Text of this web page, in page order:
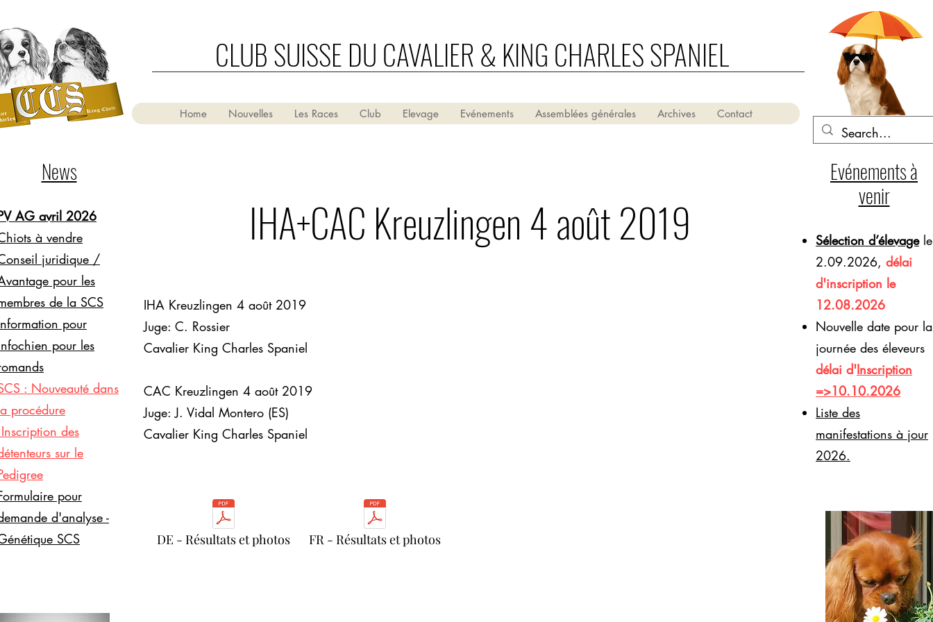
CLUB SUISSE DU CAVALIER & KING CHARLES SPANIEL
Home Nouvelles Les Races Club Elevage Evénements Assemblées générales Archives Contact
IHA+CAC Kreuzlingen 4 août 2019
IHA Kreuzlingen 4 août 2019
Juge: C. Rossier
Cavalier King Charles Spaniel
CAC Kreuzlingen 4 août 2019
Juge: J. Vidal Montero (ES)
Cavalier King Charles Spaniel
DE - Résultats et photos FR - Résultats et photos
Evénements à
venir
Sélection d’élevagele
2.09.2026, délai
d'inscription le
12.08.2026
Nouvelle date pour la
journée des éleveurs
délai d'Inscription
=>10.10.2026
​Liste des
manifestations à jour
2026.
News
AG avril 2026
à vendre
juridique /
pour les
de la SCS
pour
pour les
: Nouveauté dans
procédure
des
sur le
pour
d'analyse -
SCS